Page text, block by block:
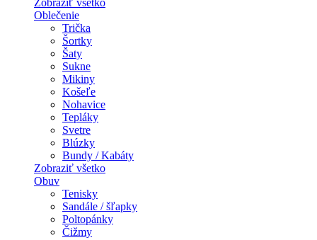
Zobraziť všetko
Oblečenie
Trička
Šortky
Šaty
Sukne
Mikiny
Košeľe
Nohavice
Tepláky
Svetre
Blúzky
Bundy / Kabáty
Zobraziť všetko
Obuv
Tenisky
Sandále / šľapky
Poltopánky
Čižmy